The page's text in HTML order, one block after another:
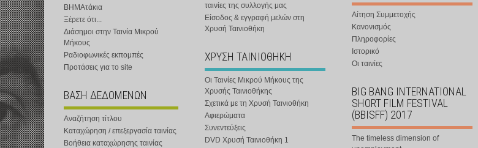
ΒΗΜΑτάκια
Ξέρετε ότι...
Διάσημοι στην Ταινία Μικρού
Μήκους
Ραδιοφωνικές εκπομπές
Προτάσεις για το site
ΒΑΣΗ ΔΕΔΟΜΕΝΩΝ
Αναζήτηση τίτλου
Καταχώρηση / επεξεργασία ταινίας
Βοήθεια καταχώρησης ταινίας
ταινίες της συλλογής μας
Είσοδος & εγγραφή μελών στη
Χρυσή Ταινιοθήκη
ΧΡΥΣΗ ΤΑΙΝΙΟΘΗΚΗ
Οι Ταινίες Μικρού Μήκους της
Χρυσής Ταινιοθήκης
Σχετικά με τη Χρυσή Ταινιοθήκη
Αφιερώματα
Συνεντεύξεις
DVD Χρυσή Ταινιοθήκη 1
Αίτηση Συμμετοχής
Κανονισμός
Πληροφορίες
Ιστορικό
Οι ταινίες
BIG BANG INTERNATIONAL
SHORT FILM FESTIVAL
(BBISFF) 2017
The timeless dimension of